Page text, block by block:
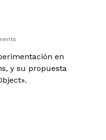
en
y su propuesta